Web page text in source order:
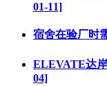
01-11]
宿舍在验厂时
ELEVATE达
04]